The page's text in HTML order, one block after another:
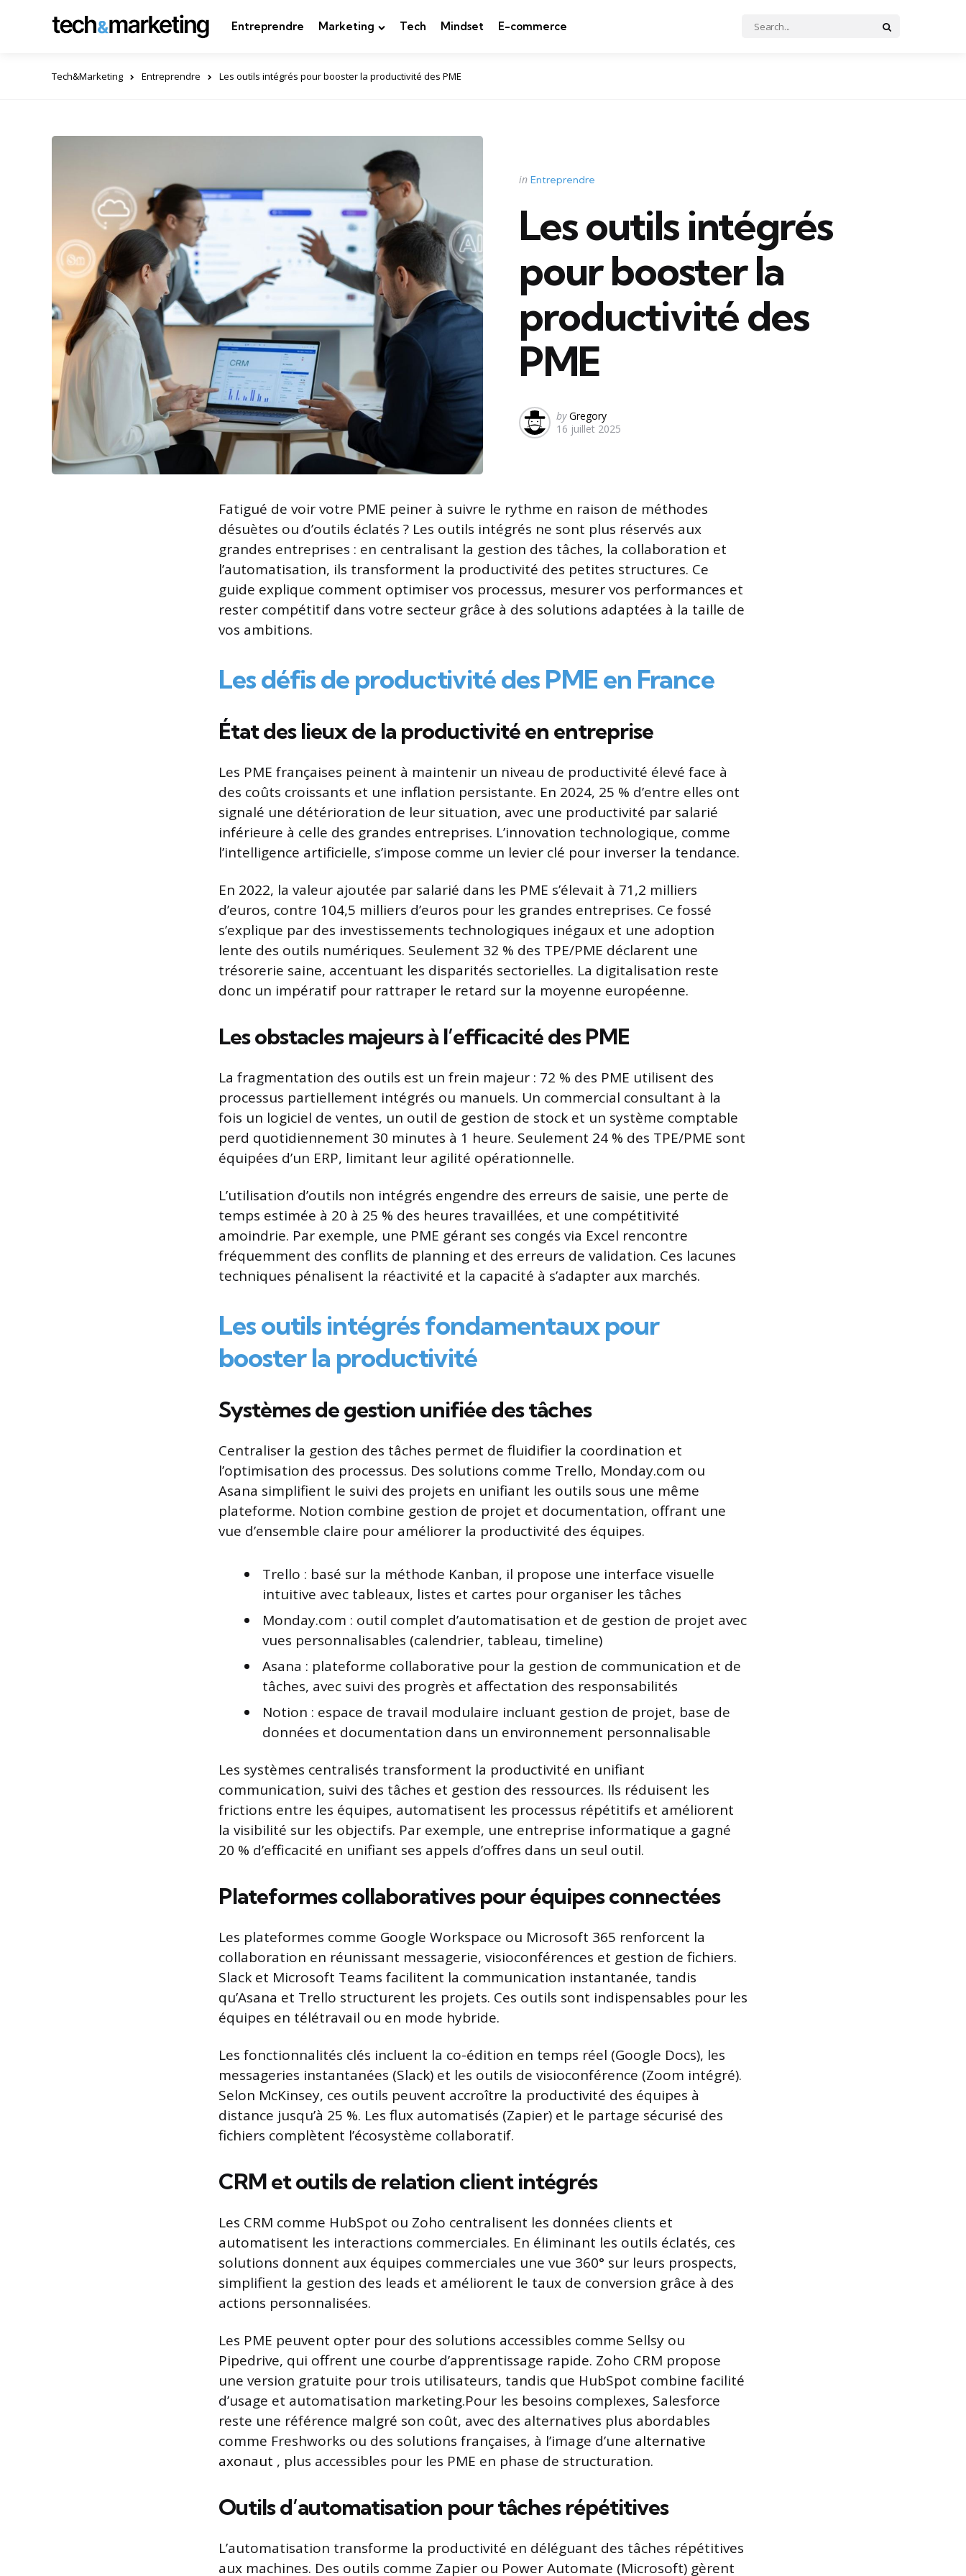
Entreprendre Marketing Tech Mindset E-commerce
Search
for:
Tech&Marketing Entreprendre Les outils intégrés pour booster la productivité des PME
Categories
Posted
in Entreprendre
Les outils intégrés
pour booster la
productivité des
PME
Posted
by
by Gregory
16 juillet 2025
Fatigué de voir votre PME peiner à suivre le rythme en raison de méthodes
désuètes ou d’outils éclatés ? Les outils intégrés ne sont plus réservés aux
grandes entreprises : en centralisant la gestion des tâches, la collaboration et
l’automatisation, ils transforment la productivité des petites structures. Ce
guide explique comment optimiser vos processus, mesurer vos performances et
rester compétitif dans votre secteur grâce à des solutions adaptées à la taille de
vos ambitions.
Les défis de productivité des PME en France
État des lieux de la productivité en entreprise
Les PME françaises peinent à maintenir un niveau de productivité élevé face à
des coûts croissants et une inflation persistante. En 2024, 25 % d’entre elles ont
signalé une détérioration de leur situation, avec une productivité par salarié
inférieure à celle des grandes entreprises. L’innovation technologique, comme
l’intelligence artificielle, s’impose comme un levier clé pour inverser la tendance.
En 2022, la valeur ajoutée par salarié dans les PME s’élevait à 71,2 milliers
d’euros, contre 104,5 milliers d’euros pour les grandes entreprises. Ce fossé
s’explique par des investissements technologiques inégaux et une adoption
lente des outils numériques. Seulement 32 % des TPE/PME déclarent une
trésorerie saine, accentuant les disparités sectorielles. La digitalisation reste
donc un impératif pour rattraper le retard sur la moyenne européenne.
Les obstacles majeurs à l’efficacité des PME
La fragmentation des outils est un frein majeur : 72 % des PME utilisent des
processus partiellement intégrés ou manuels. Un commercial consultant à la
fois un logiciel de ventes, un outil de gestion de stock et un système comptable
perd quotidiennement 30 minutes à 1 heure. Seulement 24 % des TPE/PME sont
équipées d’un ERP, limitant leur agilité opérationnelle.
L’utilisation d’outils non intégrés engendre des erreurs de saisie, une perte de
temps estimée à 20 à 25 % des heures travaillées, et une compétitivité
amoindrie. Par exemple, une PME gérant ses congés via Excel rencontre
fréquemment des conflits de planning et des erreurs de validation. Ces lacunes
techniques pénalisent la réactivité et la capacité à s’adapter aux marchés.
Les outils intégrés fondamentaux pour
booster la productivité
Systèmes de gestion unifiée des tâches
Centraliser la gestion des tâches permet de fluidifier la coordination et
l’optimisation des processus. Des solutions comme Trello, Monday.com ou
Asana simplifient le suivi des projets en unifiant les outils sous une même
plateforme. Notion combine gestion de projet et documentation, offrant une
vue d’ensemble claire pour améliorer la productivité des équipes.
Trello : basé sur la méthode Kanban, il propose une interface visuelle
intuitive avec tableaux, listes et cartes pour organiser les tâches
Monday.com : outil complet d’automatisation et de gestion de projet avec
vues personnalisables (calendrier, tableau, timeline)
Asana : plateforme collaborative pour la gestion de communication et de
tâches, avec suivi des progrès et affectation des responsabilités
Notion : espace de travail modulaire incluant gestion de projet, base de
données et documentation dans un environnement personnalisable
Les systèmes centralisés transforment la productivité en unifiant
communication, suivi des tâches et gestion des ressources. Ils réduisent les
frictions entre les équipes, automatisent les processus répétitifs et améliorent
la visibilité sur les objectifs. Par exemple, une entreprise informatique a gagné
20 % d’efficacité en unifiant ses appels d’offres dans un seul outil.
Plateformes collaboratives pour équipes connectées
Les plateformes comme Google Workspace ou Microsoft 365 renforcent la
collaboration en réunissant messagerie, visioconférences et gestion de fichiers.
Slack et Microsoft Teams facilitent la communication instantanée, tandis
qu’Asana et Trello structurent les projets. Ces outils sont indispensables pour les
équipes en télétravail ou en mode hybride.
Les fonctionnalités clés incluent la co-édition en temps réel (Google Docs), les
messageries instantanées (Slack) et les outils de visioconférence (Zoom intégré).
Selon McKinsey, ces outils peuvent accroître la productivité des équipes à
distance jusqu’à 25 %. Les flux automatisés (Zapier) et le partage sécurisé des
fichiers complètent l’écosystème collaboratif.
CRM et outils de relation client intégrés
Les CRM comme HubSpot ou Zoho centralisent les données clients et
automatisent les interactions commerciales. En éliminant les outils éclatés, ces
solutions donnent aux équipes commerciales une vue 360° sur leurs prospects,
simplifient la gestion des leads et améliorent le taux de conversion grâce à des
actions personnalisées.
Les PME peuvent opter pour des solutions accessibles comme Sellsy ou
Pipedrive, qui offrent une courbe d’apprentissage rapide. Zoho CRM propose
une version gratuite pour trois utilisateurs, tandis que HubSpot combine facilité
d’usage et automatisation marketing.Pour les besoins complexes, Salesforce
reste une référence malgré son coût, avec des alternatives plus abordables
comme Freshworks ou des solutions françaises, à l’image d’une alternative
axonaut , plus accessibles pour les PME en phase de structuration.
Outils d’automatisation pour tâches répétitives
L’automatisation transforme la productivité en déléguant des tâches répétitives
aux machines. Des outils comme Zapier ou Power Automate (Microsoft) gèrent